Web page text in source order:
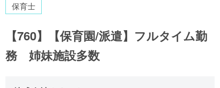
保育士
【760】【保育園/派遣】フルタイム勤
務 姉妹施設多数